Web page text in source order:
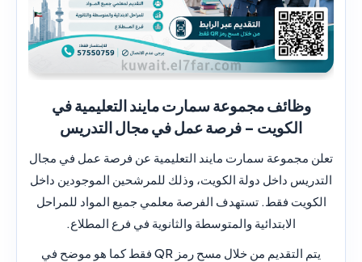
وظائف مجموعة سمارت مايند التعليمية في
الكويت – فرصة عمل في مجال التدريس
تعلن مجموعة سمارت مايند التعليمية عن فرصة عمل في مجال
التدريس داخل دولة الكويت، وذلك للمرشحين الموجودين داخل
الكويت فقط. تستهدف الفرصة معلمي جميع المواد للمراحل
الابتدائية والمتوسطة والثانوية في فرع المطلاع.
يتم التقديم من خلال مسح رمز QR فقط كما هو موضح في